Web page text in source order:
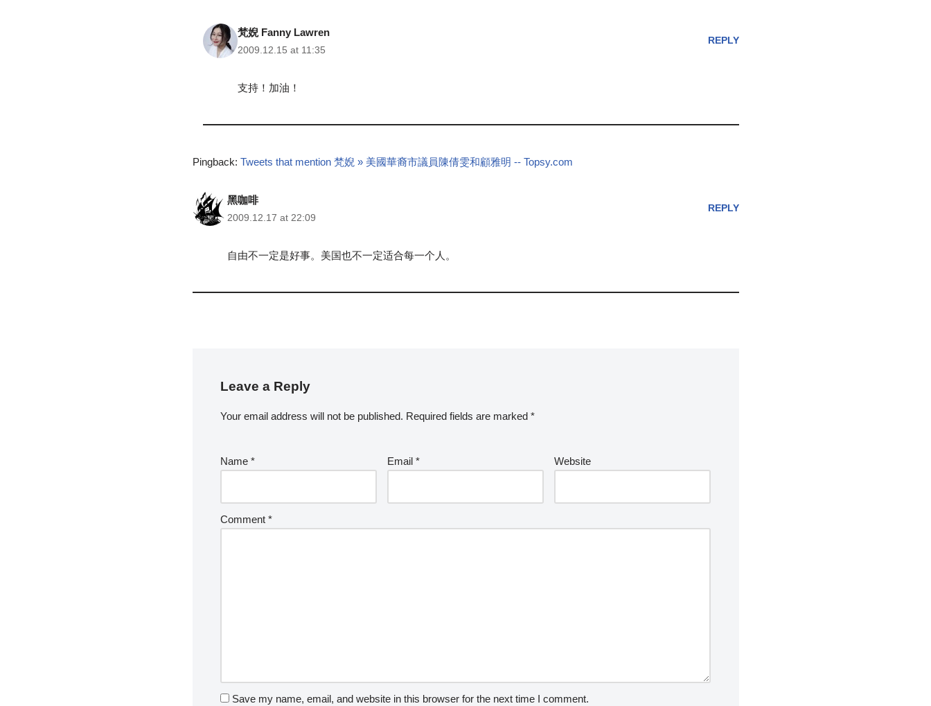
梵婗 Fanny Lawren
2009.12.15 at 11:35
REPLY
支持！加油！
Pingback: Tweets that mention 梵婗 » 美國華裔市議員陳倩雯和顧雅明 -- Topsy.com
黑咖啡
2009.12.17 at 22:09
REPLY
自由不一定是好事。美国也不一定适合每一个人。
Leave a Reply
Your email address will not be published. Required fields are marked *
Name * Email * Website
Comment *
Save my name, email, and website in this browser for the next time I comment.